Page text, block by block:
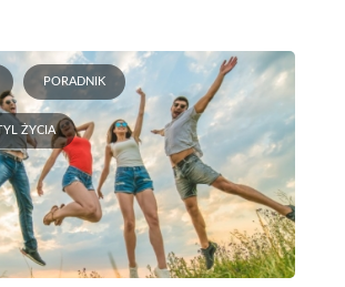
PORADNIK
ŻYCIA